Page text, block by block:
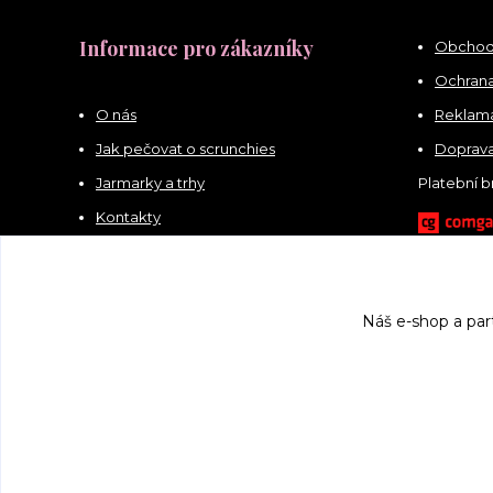
Informace pro zákazníky
O nás
Jak pečovat o scrunchies
Jarmarky a trhy
Kontakty
Platební
Náš e-shop a